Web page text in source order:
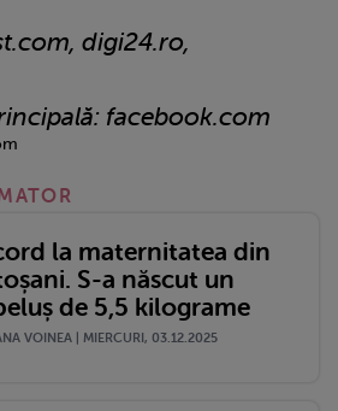
digi24.ro,
facebook.com
la maternitatea din
S-a născut un
de 5,5 kilograme
VOINEA | MIERCURI, 03.12.2025